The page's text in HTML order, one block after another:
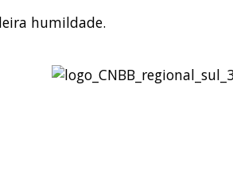
humildade.